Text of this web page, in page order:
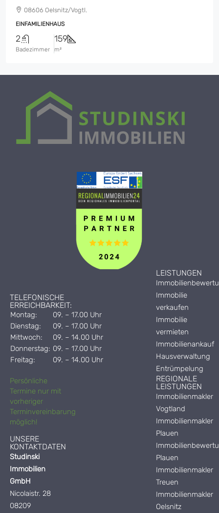
08606 Oelsnitz/Vogtl.
EINFAMILIENHAUS
2
Badezimmer
159
m²
TELEFONISCHE
ERREICHBARKEIT:
Montag:
09. – 17.00 Uhr
Dienstag:
09. – 17.00 Uhr
Mittwoch:
09. – 14.00 Uhr
Donnerstag: 09. – 17.00 Uhr
Freitag:
09. – 14.00 Uhr
Persönliche
Termine nur mit
vorheriger
Terminvereinbarung
möglich!
UNSERE
KONTAKTDATEN
Studinski
Immobilien
GmbH
Nicolaistr. 28
08209
LEISTUNGEN
Immobilie
verkaufen
Immobilie
vermieten
Immobilienankauf
Hausverwaltung
Entrümpelung
REGIONALE
LEISTUNGEN
Immobilienmakler
Vogtland
Immobilienmakler
Plauen
Plauen
Immobilienmakler
Treuen
Immobilienmakler
Oelsnitz